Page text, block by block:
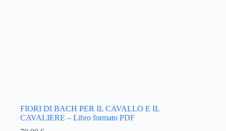
FIORI DI BACH PER IL CAVALLO E IL
CAVALIERE – Libro formato PDF